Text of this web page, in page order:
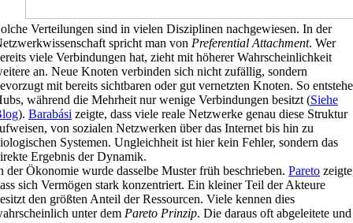
Verteilungen sind in vielen Disziplinen nachgewiesen. In der
spricht man von Preferential Attachment. Wer
viele Verbindungen hat, zieht mit höherer Wahrscheinlichkeit
an. Neue Knoten verbinden sich nicht zufällig, sondern
mit bereits sichtbaren oder gut vernetzten Knoten. So
während die Mehrheit nur wenige Verbindungen besitzt (Siehe
). Barabási zeigte, dass viele reale Netzwerke genau diese Struktur
von sozialen Netzwerken über das Internet bis hin zu
Systemen. Ungleichheit ist hier kein Fehler, sondern das
Ergebnis der Dynamik.
der Ökonomie wurde dasselbe Muster früh beschrieben. Pareto
sich Vermögen stark konzentriert. Ein kleiner Teil der Akteure
den größten Anteil der Ressourcen. Viele kennen dies
unter dem Pareto Prinzip. Die daraus oft abgeleitete und